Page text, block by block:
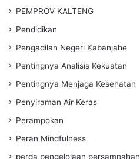
PEMPROV KALTENG
Pendidikan
Pengadilan Negeri Kabanjahe
Pentingnya Analisis Kekuatan
Pentingnya Menjaga Kesehatan
Penyiraman Air Keras
Perampokan
Peran Mindfulness
perda pengelolaan persampahan